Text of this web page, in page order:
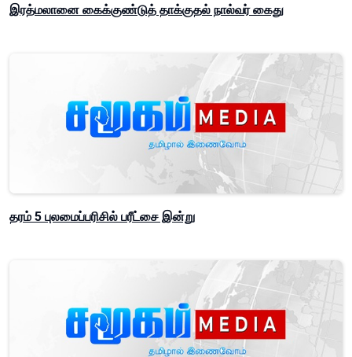
இரத்மலானை கைக்குண்டுத் தாக்குதல் நால்வர் கைது
தரம் 5 புலமைப்பரிசில் பரீட்சை இன்று